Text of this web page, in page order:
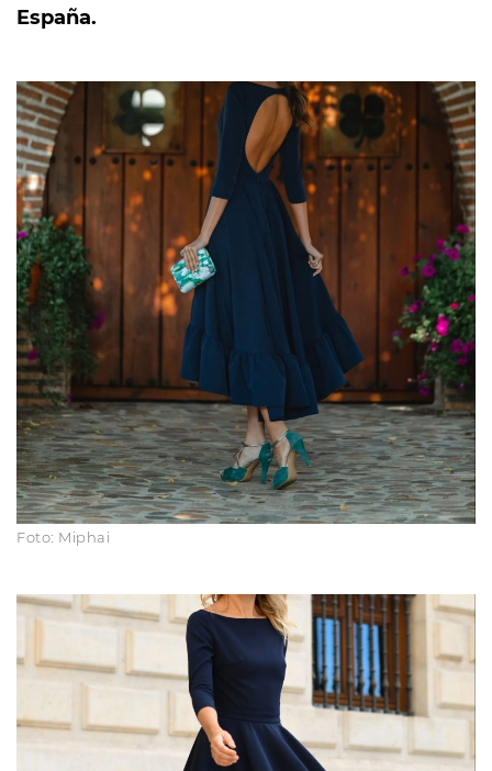
España.
Foto: Miphai